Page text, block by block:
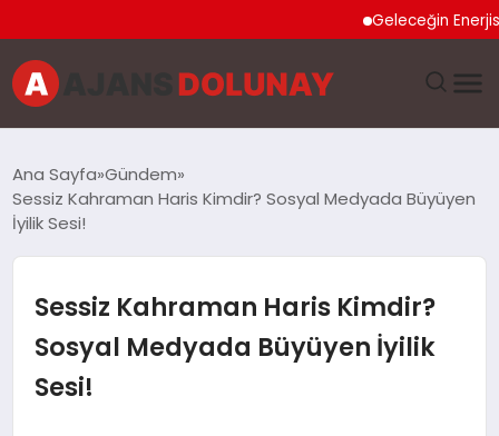
Geleceğin Enerjisi
EĞITIM
GÜNCEL
Ana Sayfa Gündem
Sessiz Kahraman Haris Kimdir? Sosyal Medyada Büyüyen
İyilik Sesi!
Sessiz Kahraman Haris Kimdir?
Sosyal Medyada Büyüyen İyilik
Sesi!